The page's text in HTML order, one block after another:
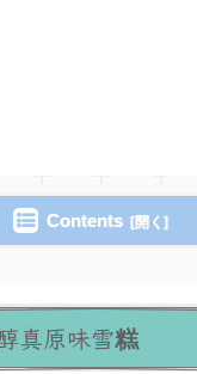
Contents
真原味雪糕